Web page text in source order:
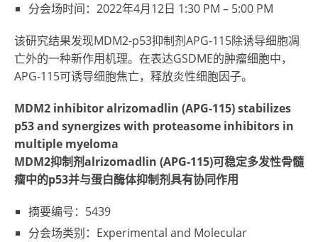
分会场时间：2022年4月12日 1:30 PM – 5:00 PM
该研究结果发现MDM2-p53抑制剂APG-115除诱导细胞凋
亡外的一种新作用机理。在表达GSDME的肿瘤细胞中，
APG-115可诱导细胞焦亡，释放炎性细胞因子。
MDM2 inhibitor alrizomadlin (APG-115) stabilizes
p53 and synergizes with proteasome inhibitors in
multiple myeloma
MDM2抑制剂alrizomadlin (APG-115)可稳定多发性骨髓
瘤中的p53并与蛋白酶体抑制剂具有协同作用
摘要编号：5439
分会场类别：Experimental and Molecular